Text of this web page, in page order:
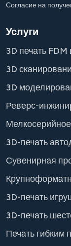
Согласие на
Услуги
3D печать FDM
3D
3D
Реверс-
3D-печать
Сувенирная
3D-печать
3D-печать
Печать гибким